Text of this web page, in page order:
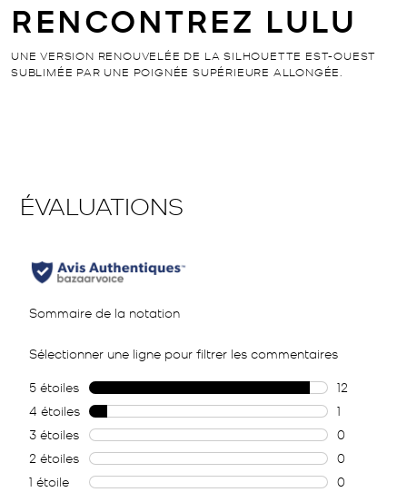
RENCONTREZ LULU
UNE VERSION RENOUVELÉE DE LA SILHOUETTE EST-OUEST
SUBLIMÉE PAR UNE POIGNÉE SUPÉRIEURE ALLONGÉE.